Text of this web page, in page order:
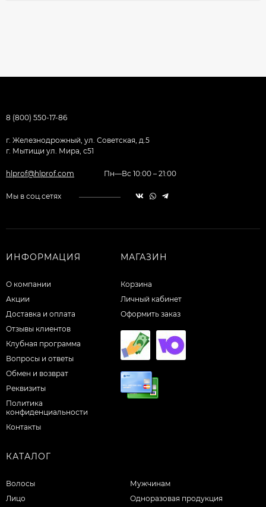
8 (800) 550-17-86
г. Железнодрожный, ул. Советская, д.5
г. Мытищи ул. Мира, с51
hlprof@hlprof.com Пн—Вс 10:00 – 21:00
Мы в соц.сетях
ИНФОРМАЦИЯ
О компании
Акции
Доставка и оплата
Отзывы клиентов
Клубная программа
Вопросы и ответы
Обмен и возврат
Реквизиты
Политика
конфиденциальности
Контакты
МАГАЗИН
Корзина
Личный кабинет
Оформить заказ
КАТАЛОГ
Волосы
Лицо
Мужчинам
Одноразовая продукция